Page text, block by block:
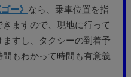
ー》 なら、乗車位置を指
ますので、現地に行って
すし、タクシーの到着予
もわかって時間も有意義